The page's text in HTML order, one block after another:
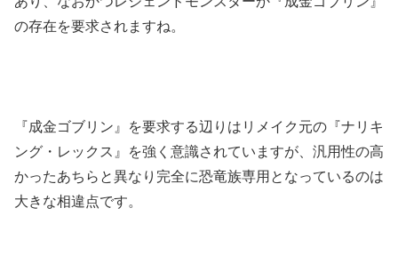
の存在を要求されますね。
『成金ゴブリン』を要求する辺りはリメイク元の『ナリキ
ング・レックス』を強く意識されていますが、汎用性の高
かったあちらと異なり完全に恐竜族専用となっているのは
大きな相違点です。